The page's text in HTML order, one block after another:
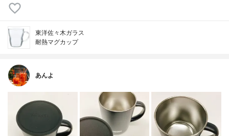
東洋佐々木ガラス
耐熱マグカップ
あんよ